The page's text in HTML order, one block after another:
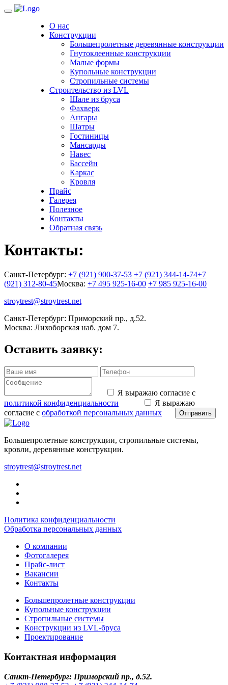
Toggle
О нас
Конструкции
Большепролетные деревянные конструкции
Гнутоклеенные конструкции
Малые формы
Купольные конструкции
Стропильные системы
Строительство из LVL
Шале из бруса
Фахверк
Ангары
Шатры
Гостиницы
Мансарды
Навес
Бассейн
Каркас
Кровля
Прайс
Галерея
Полезное
Контакты
Обратная связь
Контакты:
Санкт-Петербург: +7 (921) 900-37-53 +7 (921) 344-14-74+7
(921) 312-80-45Москва: +7 495 925-16-00 +7 985 925-16-00
stroytrest@stroytrest.net
Санкт-Петербург: Приморский пр., д.52.
Москва: Лихоборская наб. дом 7.
Оставить заявку:
Я выражаю согласие с
политикой конфиденциальности
Я выражаю
согласие с обработкой персональных данных Отправить
Большепролетные конструкции, стропильные системы,
кровли, деревянные конструкции.
stroytrest@stroytrest.net
Политика конфиденциальности
Обработка персональных данных
О компании
Фотогалерея
Прайс-лист
Вакансии
Контакты
Большепролетные конструкции
Купольные конструкции
Стропильные системы
Конструкции из LVL-бруса
Проектирование
Контактная информация
Санкт-Петербург: Приморский пр., д.52.